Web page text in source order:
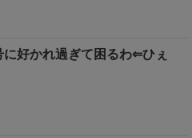
に好かれ過ぎて困るわ⇐ひぇ